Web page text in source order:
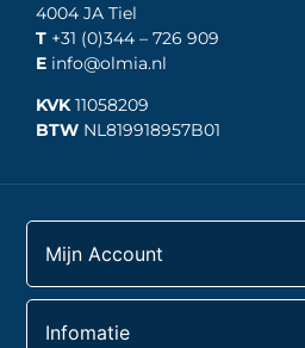
4004 JA Tiel
T +31 (0)344 – 726 909
E info@olmia.nl
KVK11058209
BTW NL819918957B01
Mijn Account
Infomatie